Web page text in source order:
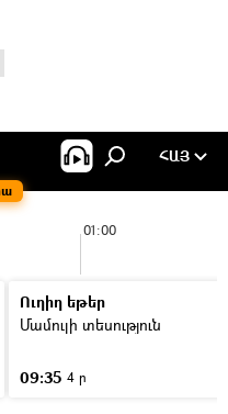
ՀԱՅ
01:00
Ուղիղ եթեր
Մամուլի տեսություն
09:35 4 ր